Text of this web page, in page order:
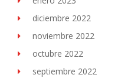
diciembre 2022
noviembre 2022
octubre 2022
septiembre 2022